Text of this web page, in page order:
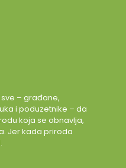
– građane,
i poduzetnike – da
koja se obnavlja,
Jer kada priroda